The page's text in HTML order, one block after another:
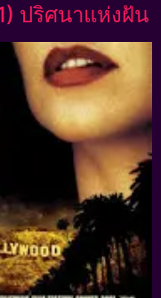
ปริศนาแห่งฝัน